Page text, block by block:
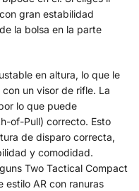
gran estabilidad
la bolsa en la parte
en altura, lo que le
un visor de rifle. La
lo que puede
of-Pull) correcto. Esto
de disparo correcta,
y comodidad.
Two Tactical Compact
estilo AR con ranuras